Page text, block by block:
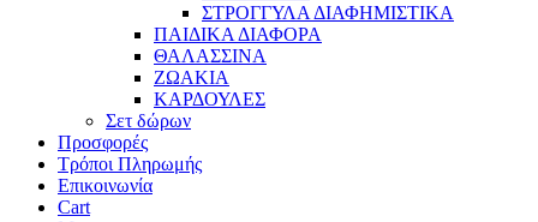
ΣΤΡΟΓΓΥΛΑ ΔΙΑΦΗΜΙΣΤΙΚΑ
ΠΑΙΔΙΚΑ ΔΙΑΦΟΡΑ
ΘΑΛΑΣΣΙΝΑ
ΖΩΑΚΙΑ
ΚΑΡΔΟΥΛΕΣ
Σετ δώρων
Προσφορές
Τρόποι Πληρωμής
Επικοινωνία
Cart